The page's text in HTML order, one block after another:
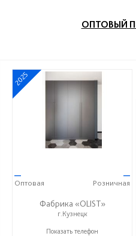
ОПТОВЫЙ
2025
—
Оптовая
—
Розничная
Фабрика «OLIST»
г.Кузнецк
+7 937 412 77 79
Показать телефон